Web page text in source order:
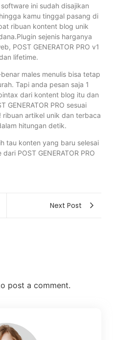
ini sudah disajikan
kamu tinggal pasang di
ribuan kontent blog unik
sejenis harganya
POST GENERATOR PRO v1
lifetime.
males menulis bisa tetap
Tapi anda pesan saja 1
dari kontent blog itu dan
GENERATOR PRO sesuai
ribuan artikel unik dan terbaca
hitungan detik.
tau konten yang baru selesai
POST GENERATOR PRO
Next Post
post a comment.